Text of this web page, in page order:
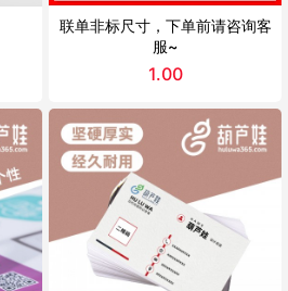
联单非标尺寸，下单前请咨询客
服~
1.00